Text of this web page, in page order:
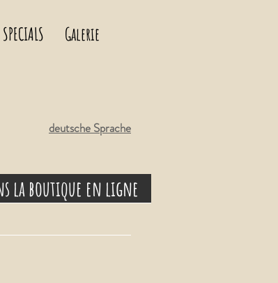
SPECIALS Galerie
deutsche Sprache
la boutique en ligne